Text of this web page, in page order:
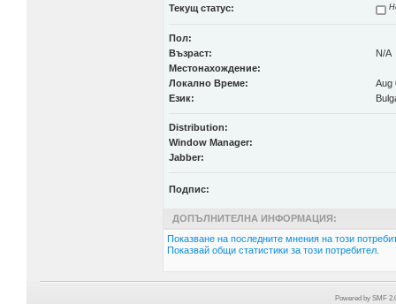
Текущ статус:
Пол:
Възраст:
N/A
Местонахождение:
Локално Време:
Aug
Език:
Distribution:
Window Manager:
Jabber:
Подпис:
ДОПЪЛНИТЕЛНА ИНФОРМАЦИЯ:
Показване на последните мнения на този
Показвай общи статистики за този потребител.
Powered by SMF